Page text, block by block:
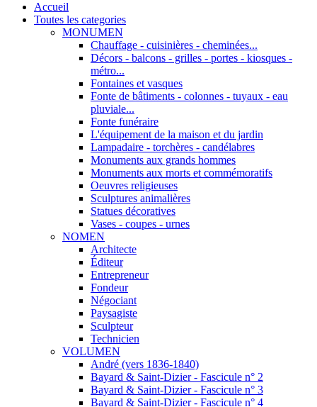
Accueil
Toutes les categories
MONUMEN
Chauffage - cuisinières - cheminées...
Décors - balcons - grilles - portes - kiosques -
métro...
Fontaines et vasques
Fonte de bâtiments - colonnes - tuyaux - eau
pluviale...
Fonte funéraire
L'équipement de la maison et du jardin
Lampadaire - torchères - candélabres
Monuments aux grands hommes
Monuments aux morts et commémoratifs
Oeuvres religieuses
Sculptures animalières
Statues décoratives
Vases - coupes - urnes
NOMEN
Architecte
Éditeur
Entrepreneur
Fondeur
Négociant
Paysagiste
Sculpteur
Technicien
VOLUMEN
André (vers 1836-1840)
Bayard & Saint-Dizier - Fascicule n° 2
Bayard & Saint-Dizier - Fascicule n° 3
Bayard & Saint-Dizier - Fascicule n° 4